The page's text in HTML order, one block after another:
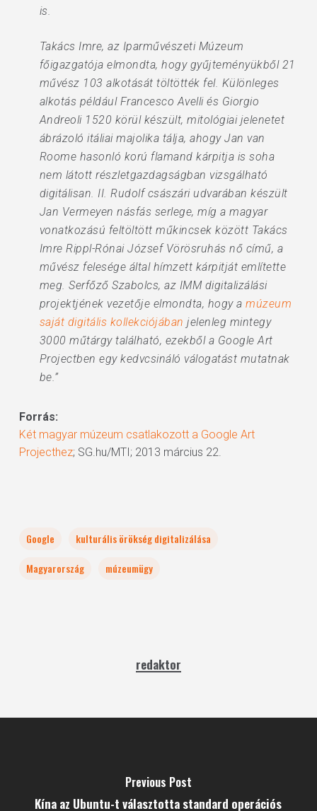
is.
Takács Imre, az Iparművészeti Múzeum
főigazgatója elmondta, hogy gyűjteményükből 21
művész 103 alkotását töltötték fel. Különleges
alkotás például Francesco Avelli és Giorgio
Andreoli 1520 körül készült, mitológiai jelenetet
ábrázoló itáliai majolika tálja, ahogy Jan van
Roome hasonló korú flamand kárpitja is soha
nem látott részletgazdagságban vizsgálható
digitálisan. II. Rudolf császári udvarában készült
Jan Vermeyen násfás serlege, míg a magyar
vonatkozású feltöltött műkincsek között Takács
Imre Rippl-Rónai József Vörösruhás nő című, a
művész felesége által hímzett kárpitját említette
meg. Serfőző Szabolcs, az IMM digitalizálási
projektjének vezetője elmondta, hogy a múzeum
saját digitális kollekciójában jelenleg mintegy
3000 műtárgy található, ezekből a Google Art
Projectben egy kedvcsináló válogatást mutatnak
be.”
Forrás:
Két magyar múzeum csatlakozott a Google Art
Projecthez; SG.hu/MTI; 2013 március 22.
Google
kulturális örökség digitalizálása
Magyarország
múzeumügy
redaktor
Previous Post
Kína az Ubuntu-t választotta standard operációs